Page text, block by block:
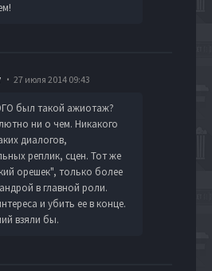
27 июля 2014 09:43
был такой ажиотаж?
ни о чем. Никакого
диалогов,
реплик, сцен. Тот же
орешек", только более
в главной роли.
и убить ее в конце.
взяли бы.